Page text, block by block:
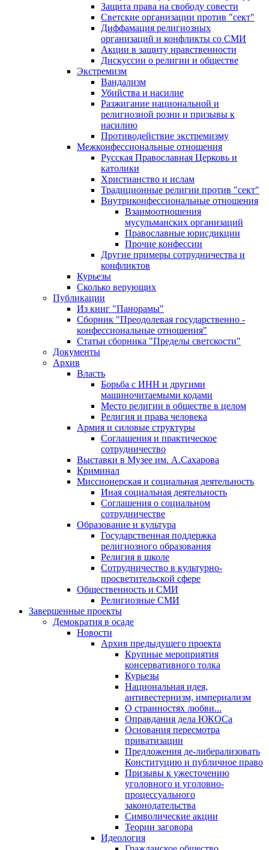
Защита права на свободу совести
Светские организации против "сект"
Диффамация религиозных
организаций и конфликты со СМИ
Акции в защиту нравственности
Дискуссии о религии и обществе
Экстремизм
Вандализм
Убийства и насилие
Разжигание национальной и
религиозной розни и призывы к
насилию
Противодействие экстремизму
Межконфессиональные отношения
Русская Православная Церковь и
католики
Христианство и ислам
Традиционные религии против "сект"
Внутриконфессиональные отношения
Взаимоотношения
мусульманских организаций
Православные юрисдикции
Прочие конфессии
Другие примеры сотрудничества и
конфликтов
Курьезы
Сколько верующих
Публикации
Из книг "Панорамы"
Сборник "Преодолевая государственно -
конфессиональные отношения"
Статьи сборника "Пределы светскости"
Документы
Архив
Власть
Борьба с ИНН и другими
машиночитаемыми кодами
Место религии в обществе в целом
Религия и права человека
Армия и силовые структуры
Соглашения и практическое
сотрудничество
Выставки в Музее им. А.Сахарова
Криминал
Миссионерская и социальная деятельность
Иная социальная деятельность
Соглашения о социальном
сотрудничестве
Образование и культура
Государственная поддержка
религиозного образования
Религия в школе
Сотрудничество в культурно-
просветительской сфере
Общественность и СМИ
Религиозные СМИ
Завершенные проекты
Демократия в осаде
Новости
Архив предыдущего проекта
Крупные мероприятия
консервативного толка
Курьезы
Национальная идея,
антивестернизм, империализм
О странностях любви...
Оправдания дела ЮКОСа
Основания пересмотра
приватизации
Предложения де-либерализовать
Конституцию и публичное право
Призывы к ужесточению
уголовного и уголовно-
процессуального
законодательства
Символические акции
Теории заговора
Идеология